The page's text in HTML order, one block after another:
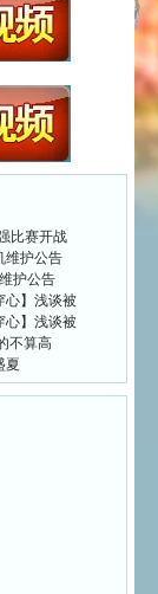
比赛开战
维护公告
护公告
心】浅谈被
心】浅谈被
不算高
夏